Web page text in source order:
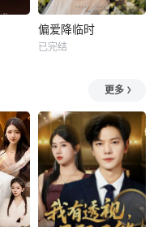
偏爱降临时
已完结
更多